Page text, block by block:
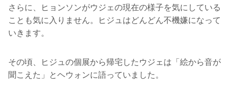
さらに、ヒョンソンがウジェの現在の様子を気にしている
ことも気に入りません。ヒジュはどんどん不機嫌になって
いきます。
その頃、ヒジュの個展から帰宅したウジェは「絵から音が
聞こえた」とヘウォンに語っていました。